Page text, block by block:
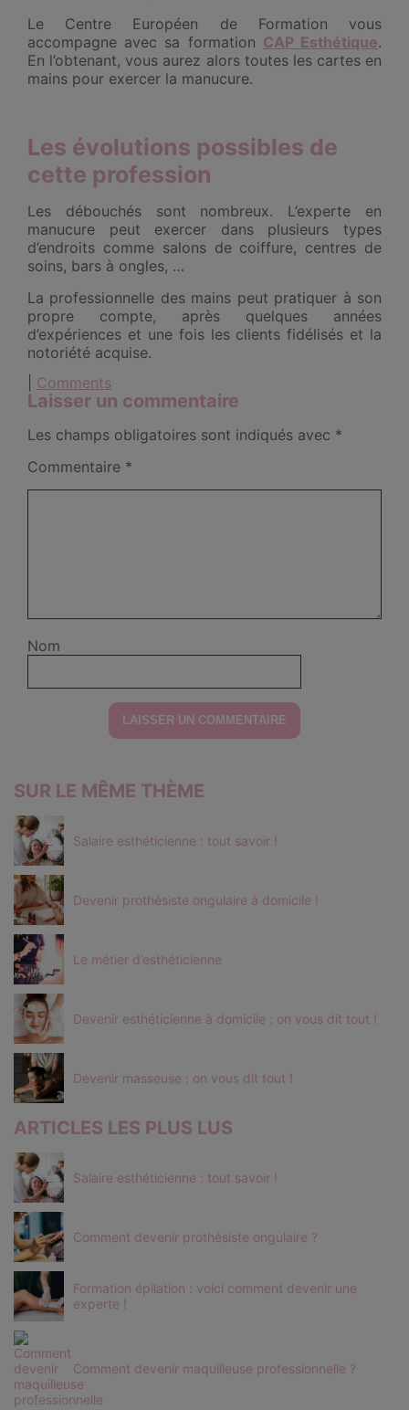
Le Centre Européen de Formation vous
accompagne avec sa formation CAP Esthétique.
En l’obtenant, vous aurez alors toutes les cartes en
mains pour exercer la manucure.
Les évolutions possibles de
cette profession
Les débouchés sont nombreux. L’experte en
manucure peut exercer dans plusieurs types
d’endroits comme salons de coiffure, centres de
soins, bars à ongles, …
La professionnelle des mains peut pratiquer à son
propre compte, après quelques années
d’expériences et une fois les clients fidélisés et la
notoriété acquise.
Comments
Laisser un commentaire
Les champs obligatoires sont indiqués avec *
Commentaire *
Nom
SUR LE MÊME THÈME
Salaire esthéticienne : tout savoir !
Devenir prothésiste ongulaire à domicile !
Le métier d’esthéticienne
Devenir esthéticienne à domicile : on vous dit tout !
Devenir masseuse : on vous dit tout !
ARTICLES LES PLUS LUS
Salaire esthéticienne : tout savoir !
Comment devenir prothésiste ongulaire ?
Formation épilation : voici comment devenir une
experte !
Comment devenir maquilleuse professionnelle ?